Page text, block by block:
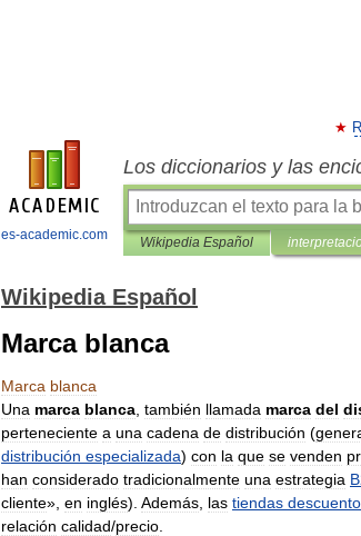
es-academic.com
Los diccionarios y las
Wikipedia Español
Wikipedia Español
Marca blanca
Marca blanca
Una marca blanca también llamada marca del
perteneciente a una cadena de distribución (
distribución especializada) con la que se venden
han considerado tradicionalmente una estrategia
cliente», en inglés). Además las tiendas descuento
relación calidad/precio